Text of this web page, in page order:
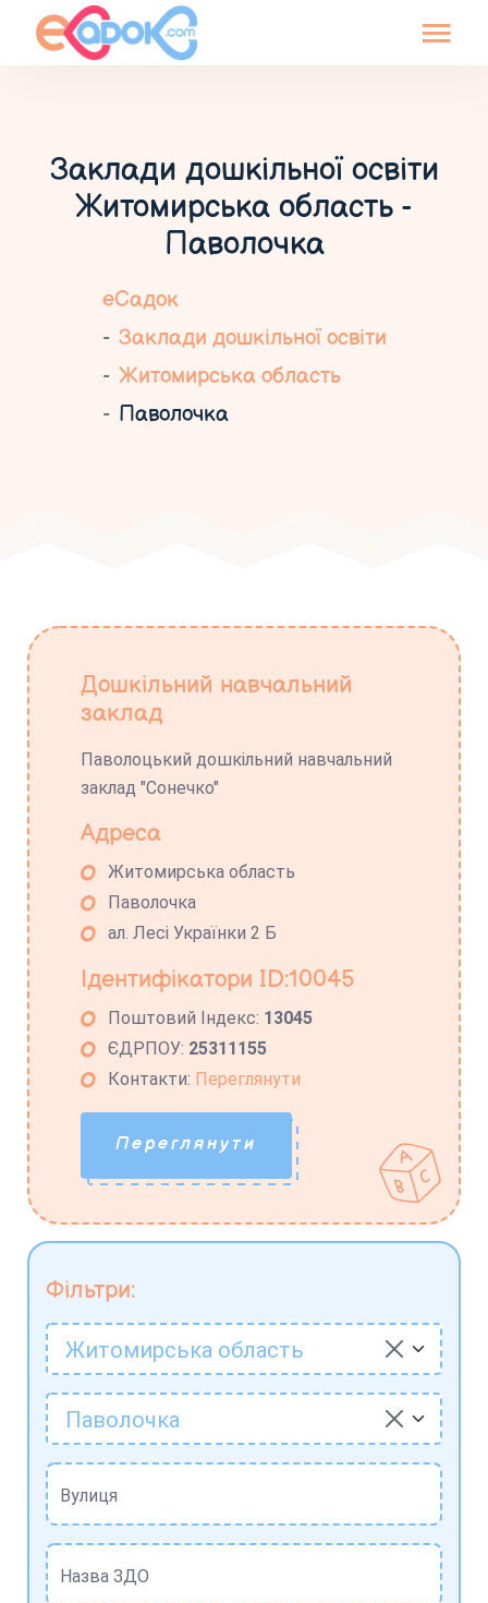
Заклади дошкільної освіти
Житомирська область -
Паволочка
еСадок
Заклади дошкільної освіти
Житомирська область
Паволочка
Фільтри:
Житомирська область
Паволочка
Вулиця
Назва ЗДО
Дошкільний навчальний
заклад
Паволоцький дошкільний навчальний
заклад "Сонечко"
Адреса
Житомирська область
Паволочка
ал. Лесі Українки 2 Б
Ідентифікатори ID:10045
Поштовий Індекс: 13045
ЄДРПОУ: 25311155
Контакти: Переглянути
Переглянути